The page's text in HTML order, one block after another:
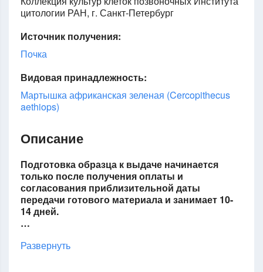
цитологии РАН, г. Санкт-Петербург
Источник получения:
Почка
Видовая принадлежность:
Мартышка африканская зеленая (Cercopithecus
aethiops)
Описание
Подготовка образца к выдаче начинается
только после получения оплаты и
согласования приблизительной даты
передачи готового материала и занимает 10-
14 дней.
…
Развернуть